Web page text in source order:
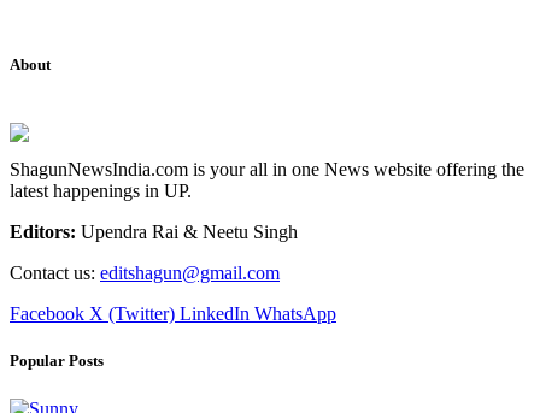
About
ShagunNewsIndia.com is your all in one News website offering the
latest happenings in UP.
Editors: Upendra Rai & Neetu Singh
Contact us: editshagun@gmail.com
Facebook X (Twitter) LinkedIn WhatsApp
Popular Posts